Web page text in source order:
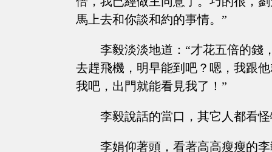
馬上去和你談和約的事情。”
李毅淡淡地道：“才花五倍的錢
去趕飛機，明早能到吧？嗯，我跟
我吧，出門就能看見我了！”
李毅說話的當口，其它人都看
李娟仰著頭，看著高高瘦瘦的